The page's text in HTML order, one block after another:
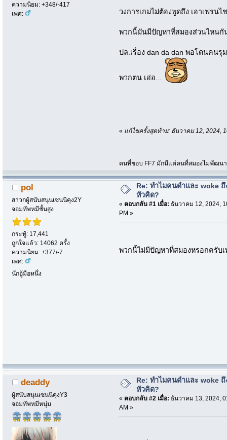
ความนิยม: +348/-417
เพศ:
วงการเกมไม่ต้องพูดถึง เอาเฟรน
พวกนี้มันมีปัญหาที่สมองส่วนไหนกั
ปล.เรื่อง dan da dan พอโดนคนรุ
พวกตน เอ่อ...
« แก้ไขครั้งสุดท้าย: ธันวาคม 12, 2024,
คนที่ชอบ FF7 มักมีแต่คนที่สมองไม่พัฒนา
pol
สาวกผู้สนับสนุนเซนนิคุง2Y
จอมทัพหมีชั้นสูง
กระทู้: 17,441
ถูกใจแล้ว: 14062 ครั้ง
ความนิยม: +377/-7
เพศ:
นักอู้มือหนึ่ง
Re: ทำไมคนดำและ woke ถึ
หัวคิด?
« ตอบกลับ #1 เมื่อ: ธันวาคม 12, 2024,
PM »
พวกนี้ไม่มีปัญหาที่สมองหรอกครับ
deaddy
ผู้สนับสนุนเซนนิคุงY3
จอมทัพหมีหนุ่ม
Re: ทำไมคนดำและ woke ถึ
หัวคิด?
« ตอบกลับ #2 เมื่อ: ธันวาคม 13, 2024,
AM »